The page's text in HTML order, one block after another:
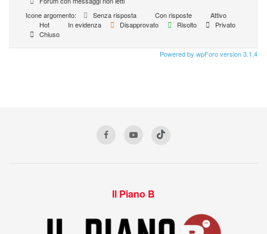
Icone argomento:
Senza risposta Con risposte
Attivo
Hot
In evidenza Disapprovato Risolto
Privato
Chiuso
Powered by wpForo version 3.1.4
Il Piano B